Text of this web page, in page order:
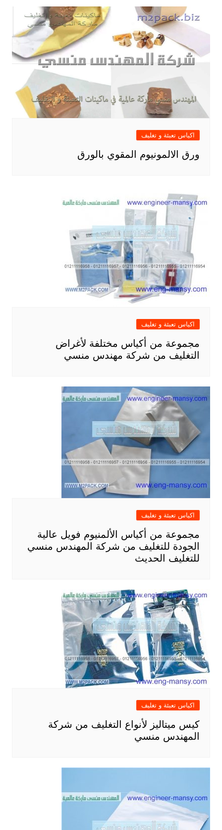
اكياس تعبئة و تغليف
ورق الالمونيوم المقوي بالورق
اكياس تعبئة و تغليف
مجموعة من أكياس مختلفة لأغراض
التغليف من شركة مهندس منسي
اكياس تعبئة و تغليف
مجموعة من أكياس الألمنيوم فويل عالية
الجودة للتغليف من شركة المهندس منسي
للتغليف الحديث
اكياس تعبئة و تغليف
كيس ميتاليز لأنواع التغليف من شركة
المهندس منسي